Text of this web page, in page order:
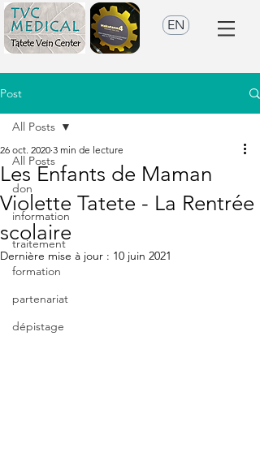
EN
Post
All Posts
don
information
traitement
formation
partenariat
dépistage
All Posts
Les Enfants de Maman
Violette Tatete - La Rentrée
scolaire
26 oct. 2020 3 min de lecture
Dernière mise à jour : 10 juin 2021